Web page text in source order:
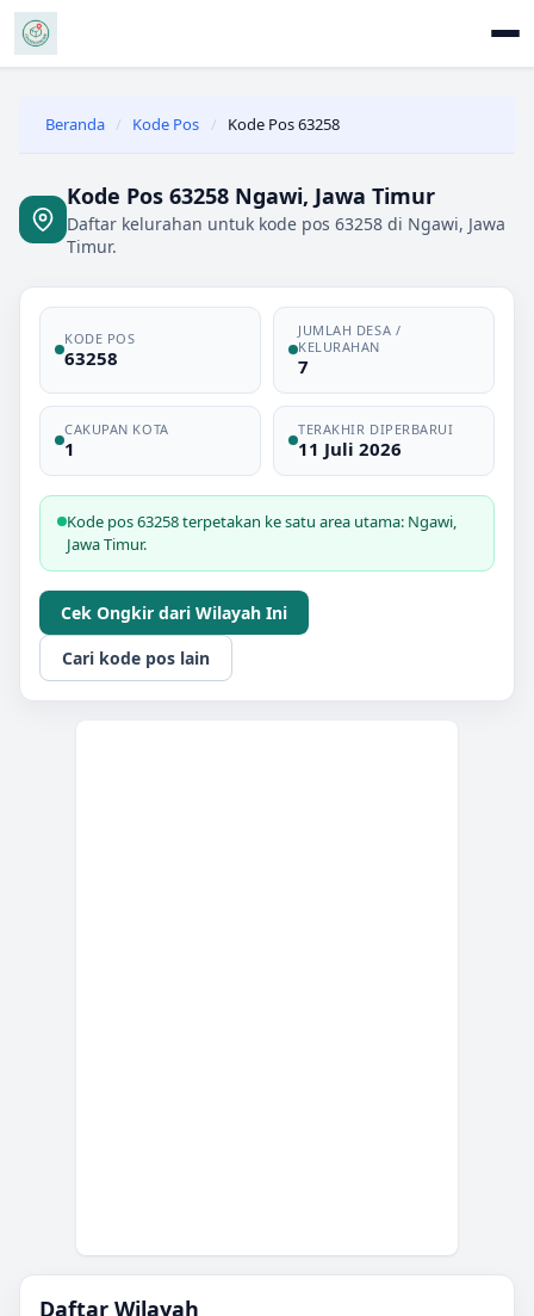
Beranda / Kode Pos / Kode Pos 63258
Kode Pos 63258 Ngawi, Jawa Timur
Daftar kelurahan untuk kode pos 63258 di Ngawi, Jawa
Timur.
KODE POS
63258
JUMLAH DESA /
KELURAHAN
7
CAKUPAN KOTA
1
TERAKHIR DIPERBARUI
11 Juli 2026
Kode pos 63258 terpetakan ke satu area utama: Ngawi,
Jawa Timur.
Cek Ongkir dari Wilayah Ini
Cari kode pos lain
Daftar Wilayah